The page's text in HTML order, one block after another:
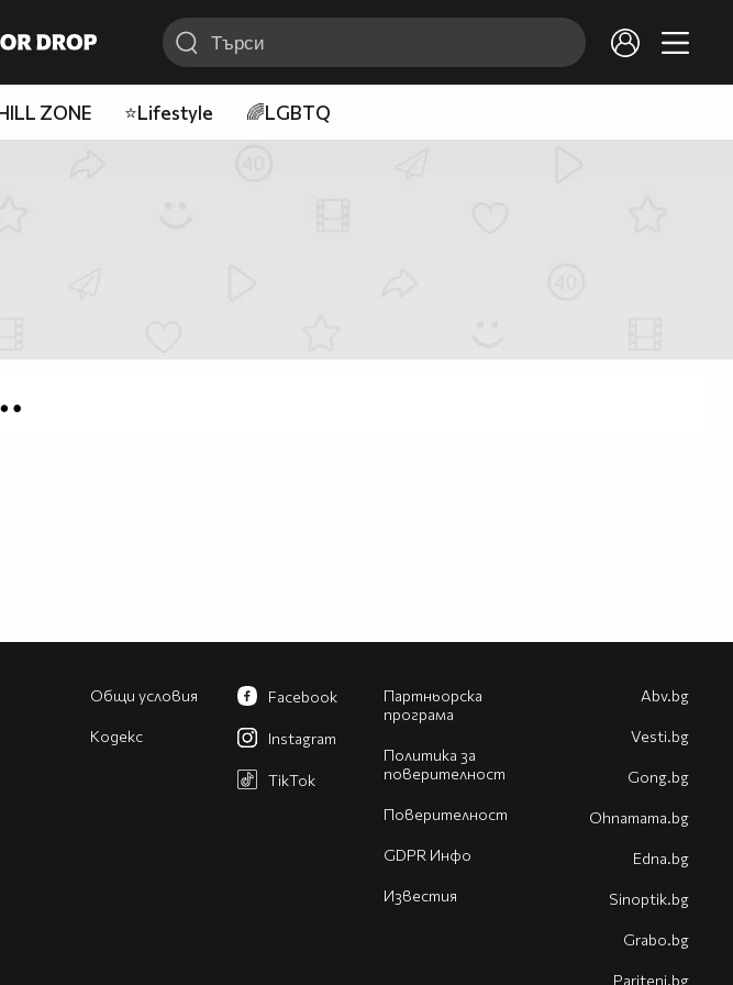
ZONE ⭐Lifestyle 🌈LGBTQ
Общи условия
Кодекс
Партньорска
програма
Политика за
поверителност
Поверителност
GDPR Инфо
Известия
Facebook
Instagram
TikTok
Abv.bg
Vesti.bg
Gong.bg
Оhnamama.bg
Edna.bg
Sinoptik.bg
Grabo.bg
Pariteni.bg